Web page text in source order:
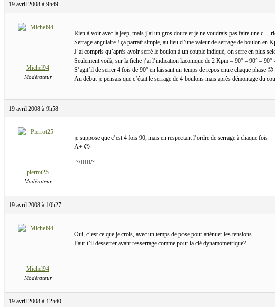
19 avril 2008 à 9h49
Michel94
Modérateur
Rien à voir avec la jeep, mais j’ai un gros doute et je ne voudrais pas faire une
Serrage angulaire ! ça parraît simple, au lieu d’une valeur de serrage de boulon en
J’ai compris qu’après avoir serré le boulon à un couple indiqué, on serre en plus
Seulement voilà, sur la fiche j’ai l’indication laconique de 2 Kpm – 90° – 90° – 90°
S’agit’il de serrer 4 fois de 90° en laissant un temps de repos entre chaque phase 😕
Au début je pensais que c’était le serrage de 4 boulons mais après démontage du
19 avril 2008 à 9h58
pierrot25
Modérateur
je suppose que c’est 4 fois 90, mais en respectant l’ordre de serrage à chaque fois
A+ 😉
-°\IIIII/°-
19 avril 2008 à 10h27
Michel94
Modérateur
Oui, c’est ce que je crois, avec un temps de pose pour atténuer les tensions.
Faut-t’il desserrer avant resserrage comme pour la clé dynamometrique?
19 avril 2008 à 12h40